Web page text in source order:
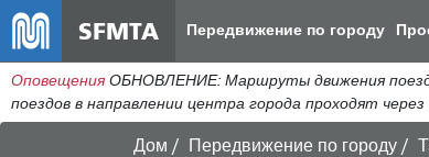
SFMTA Передвижение по городу
Оповещения ОБНОВЛЕНИЕ: Маршруты движения
поездов в направлении центра города проходят
Дом Передвижение по городу